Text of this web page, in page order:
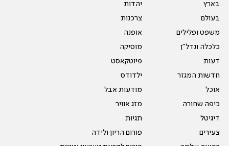
בארץ
בעולם
משפט ופלילים
כלכלה ונדל"ן
דעות
חדשות המגזר
אוכל
כיפה שחורה
דיגיטל
צעירים
יהדות
צרכנות
אופנה
מוסיקה
פיוטקאסט
ילדודס
מודעות אבל
מזג אוויר
תגיות
פורום הריון ולידה